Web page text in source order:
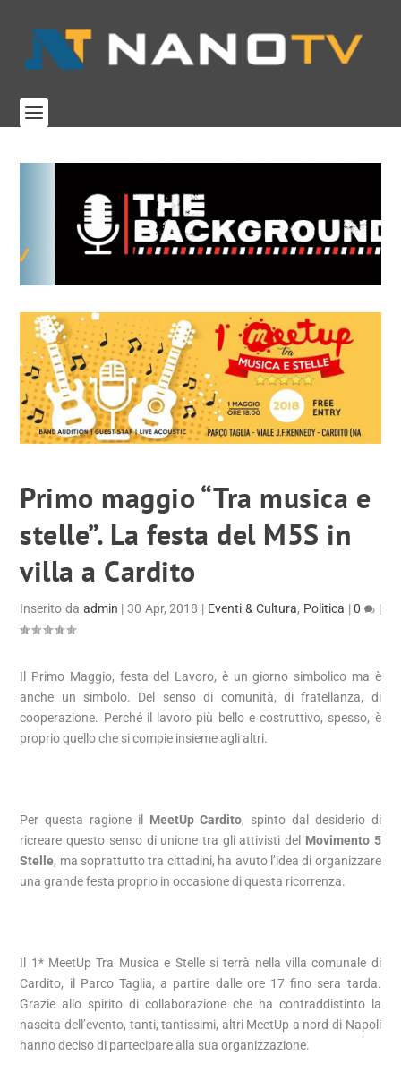
Primo maggio “Tra musica e
stelle”. La festa del M5S in
villa a Cardito
Inserito da admin |30 Apr, 2018 | Eventi & Cultura, Politica |0 |
Il Primo Maggio, festa del Lavoro, è un giorno simbolico ma è
anche un simbolo. Del senso di comunità, di fratellanza, di
cooperazione. Perché il lavoro più bello e costruttivo, spesso, è
proprio quello che si compie insieme agli altri.
Per questa ragione il MeetUp Cardito, spinto dal desiderio di
ricreare questo senso di unione tra gli attivisti del Movimento 5
Stelle, ma soprattutto tra cittadini, ha avuto l’idea di organizzare
una grande festa proprio in occasione di questa ricorrenza.
Il 1* MeetUp Tra Musica e Stelle si terrà nella villa comunale di
Cardito, il Parco Taglia, a partire dalle ore 17 fino sera tarda.
Grazie allo spirito di collaborazione che ha contraddistinto la
nascita dell’evento, tanti, tantissimi, altri MeetUp a nord di Napoli
hanno deciso di partecipare alla sua organizzazione.